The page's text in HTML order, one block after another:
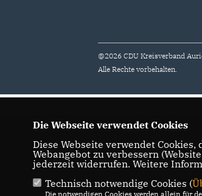
@2026 CDU Kreisverband
Alle Rechte vorbehalten.
Die Webseite verwendet Cookies
Diese Webseite verwendet
Webangebot zu verbessern
jederzeit widerrufen. Weitere
Technisch notwendige Cookies (
Die notwendigen Cookies werden allein für